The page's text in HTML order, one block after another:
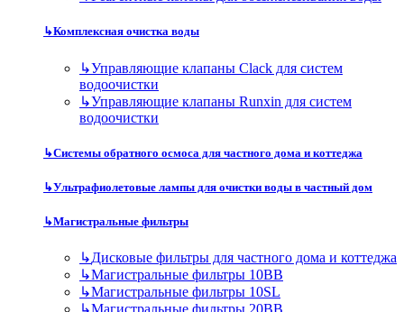
↳Комплексная очистка воды
↳Управляющие клапаны Clack для систем
водоочистки
↳Управляющие клапаны Runxin для систем
водоочистки
↳Системы обратного осмоса для частного дома и коттеджа
↳Ультрафиолетовые лампы для очистки воды в частный дом
↳Магистральные фильтры
↳Дисковые фильтры для частного дома и коттеджа
↳Магистральные фильтры 10BB
↳Магистральные фильтры 10SL